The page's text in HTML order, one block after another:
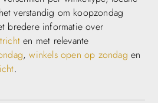
verstandig om koopzondag
bredere informatie over
en met relevante
,winkels open op zondag en
.